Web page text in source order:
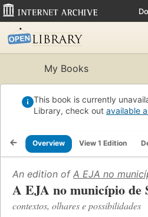
My Books
This book is currently
Library, check out available
Overview View 1 Edition
An edition of A EJA no
A EJA no município de
contextos, olhares e possibilidades